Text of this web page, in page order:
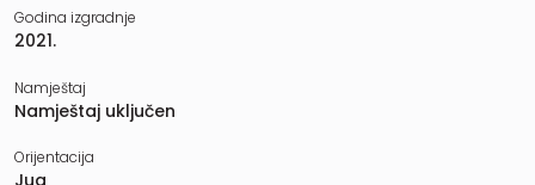
Godina izgradnje
2021.
Namještaj
Namještaj uključen
Orijentacija